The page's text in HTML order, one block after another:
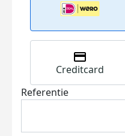
Creditcard
Referentie